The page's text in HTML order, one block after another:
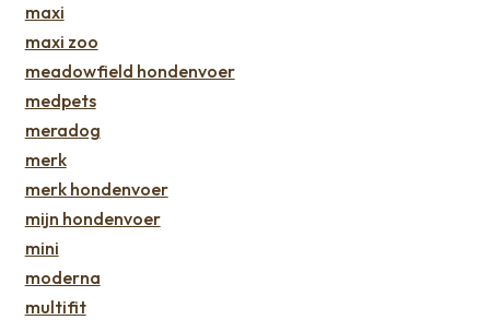
maxi
maxi zoo
meadowfield hondenvoer
medpets
meradog
merk
merk hondenvoer
mijn hondenvoer
mini
moderna
multifit